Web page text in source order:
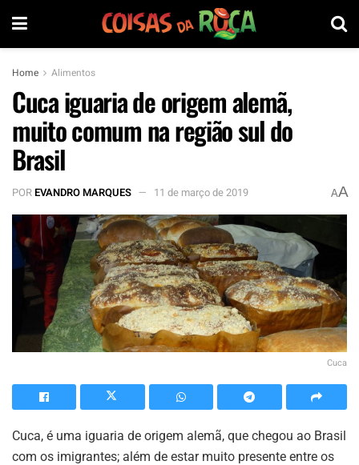
Home Alimentos
Cuca iguaria de origem alemã,
muito comum na região sul do
Brasil
POREVANDRO MARQUES 11 de março de 2019 AA
Cuca
Cuca, é uma iguaria de origem alemã, que chegou ao Brasil
com os imigrantes; além de estar muito presente entre os